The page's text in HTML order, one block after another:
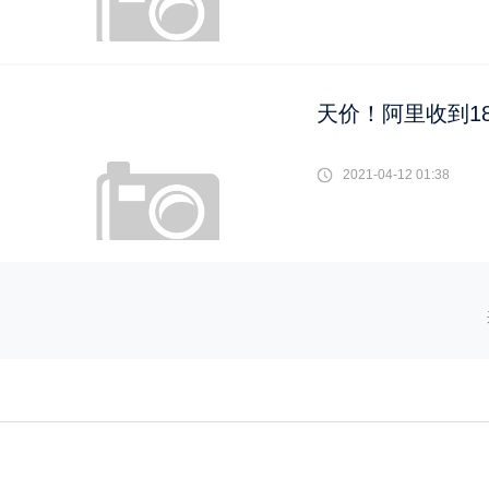
天价！阿里收到
2021-04-12 01:38